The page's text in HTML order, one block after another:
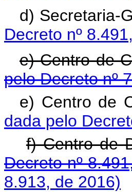
d)
Decreto nº
e) Centro
pelo Decreto nº
e) Centro
dada pelo
f)
Decreto nº
8.913, de 2016)